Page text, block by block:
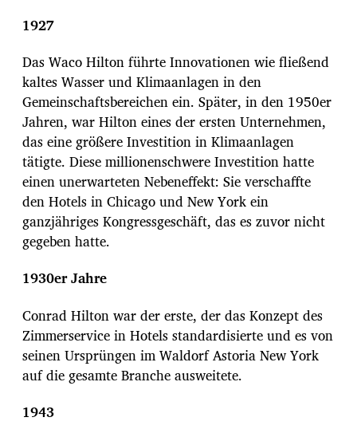
1927
Das Waco Hilton führte Innovationen wie fließend
kaltes Wasser und Klimaanlagen in den
Gemeinschaftsbereichen ein. Später, in den 1950er
Jahren, war Hilton eines der ersten Unternehmen,
das eine größere Investition in Klimaanlagen
tätigte. Diese millionenschwere Investition hatte
einen unerwarteten Nebeneffekt: Sie verschaffte
den Hotels in Chicago und New York ein
ganzjähriges Kongressgeschäft, das es zuvor nicht
gegeben hatte.
1930er Jahre
Conrad Hilton war der erste, der das Konzept des
Zimmerservice in Hotels standardisierte und es von
seinen Ursprüngen im Waldorf Astoria New York
auf die gesamte Branche ausweitete.
1943